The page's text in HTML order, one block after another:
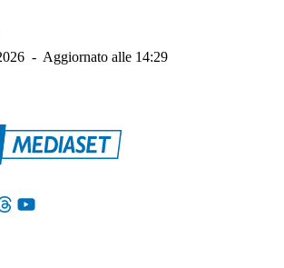
- Aggiornato alle 14:29